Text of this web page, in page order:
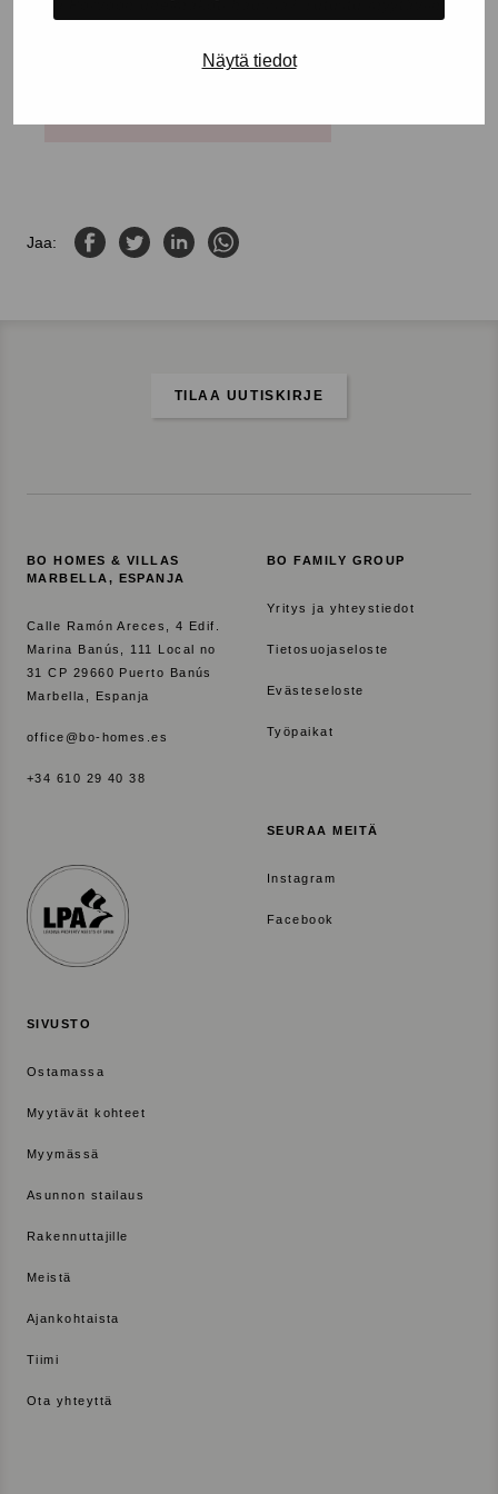
Näytä tiedot
Oma Porvoon unelmakoti haussa? Tutustu myytäviin
Jaa:
Jaa Facebookissa
Jaa TwitterissäJaa LinkedInissä
BO HOMES & VILLAS
MARBELLA, ESPANJA
Calle Ramón Areces, 4 Edif.
Marina Banús, 111 Local no
31 CP 29660 Puerto Banús
Marbella, Espanja
office@bo-homes.es
+34 610 29 40 38
BO FAMILY GROUP
Yritys ja yhteystiedot
Tietosuojaseloste
Evästeseloste
Työpaikat
SEURAA MEITÄ
Instagram
Facebook
SIVUSTO
Ostamassa
Myytävät kohteet
Myymässä
Asunnon stailaus
Rakennuttajille
Meistä
Ajankohtaista
Tiimi
Ota yhteyttä
TILAA UUTISKIRJE